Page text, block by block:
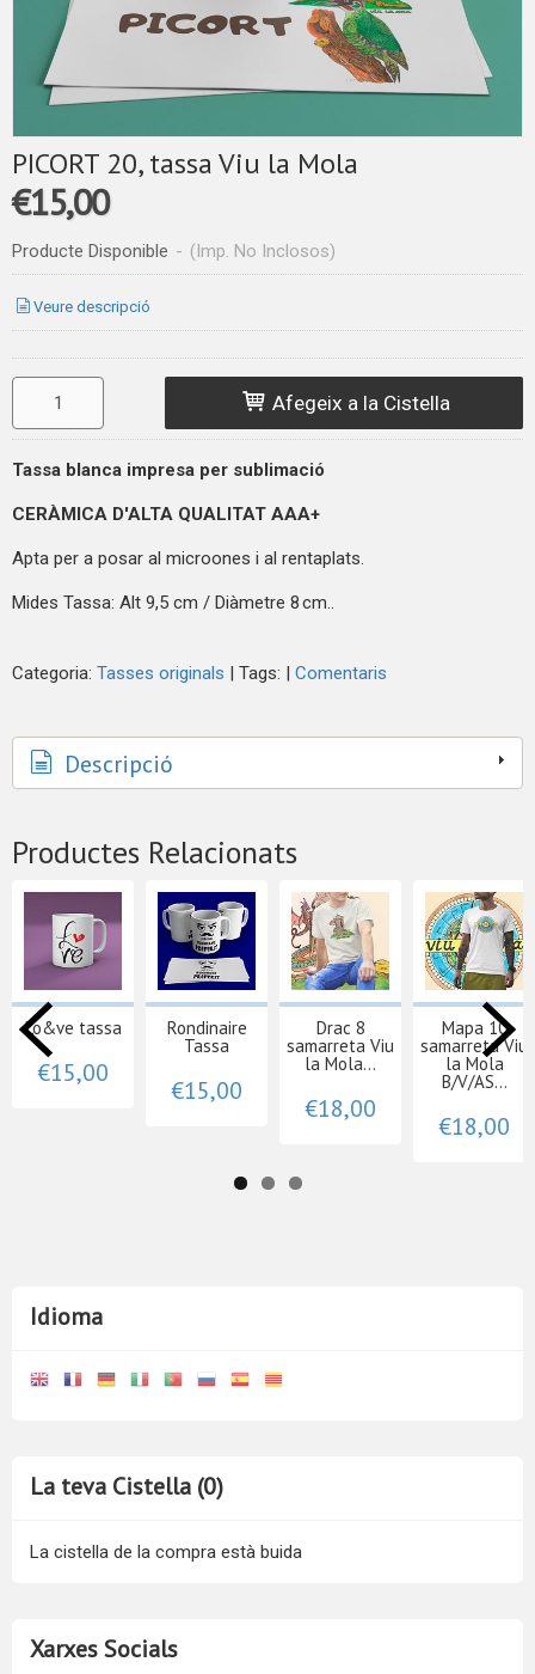
Idioma
La teva Cistella (0)
La cistella de la compra està buida
Xarxes Socials
PICORT 20, tassa Viu la Mola
€15,00
Producte Disponible - (Imp. No Inclosos)
Veure descripció
Afegeix a la Cistella
Tassa blanca impresa per sublimació
CERÀMICA D'ALTA QUALITAT AAA+
Apta per a posar al microones i al rentaplats.
Mides Tassa: Alt 9,5 cm / Diàmetre 8 cm..
Categoria: Tasses originals | Tags: | Comentaris
Descripció
Productes Relacionats
Lo&ve tassa
€15,00
Rondinaire
Tassa
€15,00
Drac 8
samarreta Viu
la Mola...
€18,00
Mapa 10
samarreta Viu
la Mola
B/V/AS...
€18,00